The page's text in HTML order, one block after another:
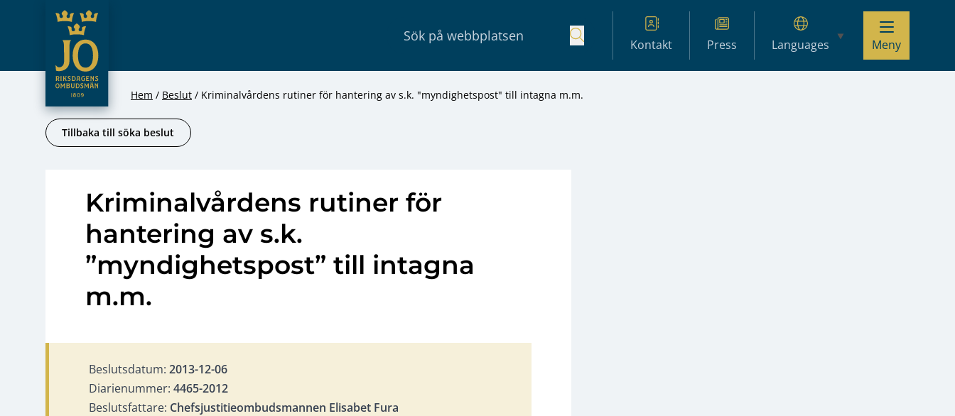
Hoppa till innehåll
JO – Riksdagens Ombudsmän
Kontakt Press Languages Meny
Hem Beslut Kriminalvårdens rutiner för hantering av s.k. "myndighetspost" till intagna m.m.
Tillbaka till söka beslut
Kriminalvårdens rutiner för
hantering av s.k.
”myndighetspost” till intagna
m.m.
Beslutsdatum: 2013-12-06
Diarienummer: 4465-2012
Beslutsfattare: Chefsjustitieombudsmannen Elisabet Fura